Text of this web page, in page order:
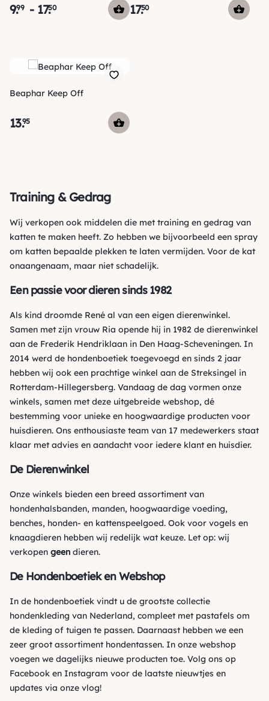
9.99 - 17.50 17.50
Beaphar Keep Off
13.95
Training & Gedrag
Wij verkopen ook middelen die met training en gedrag van
katten te maken heeft. Zo hebben we bijvoorbeeld een spray
om katten bepaalde plekken te laten vermijden. Voor de kat
onaangenaam, maar niet schadelijk.
Een passie voor dieren sinds 1982
Als kind droomde René al van een eigen dierenwinkel.
Samen met zijn vrouw Ria opende hij in 1982 de dierenwinkel
aan de Frederik Hendriklaan in Den Haag-Scheveningen. In
2014 werd de hondenboetiek toegevoegd en sinds 2 jaar
hebben wij ook een prachtige winkel aan de Streksingel in
Rotterdam-Hillegersberg. Vandaag de dag vormen onze
winkels, samen met deze uitgebreide webshop, dé
bestemming voor unieke en hoogwaardige producten voor
huisdieren. Ons enthousiaste team van 17 medewerkers staat
klaar met advies en aandacht voor iedere klant en huisdier.
De Dierenwinkel
Onze winkels bieden een breed assortiment van
hondenhalsbanden, manden, hoogwaardige voeding,
benches, honden- en kattenspeelgoed. Ook voor vogels en
knaagdieren hebben wij redelijk wat keuze. Let op: wij
verkopen geen dieren.
De Hondenboetiek en Webshop
In de hondenboetiek vindt u de grootste collectie
hondenkleding van Nederland, compleet met pastafels om
de kleding of tuigen te passen. Daarnaast hebben we een
zeer groot assortiment hondentassen. In onze webshop
voegen we dagelijks nieuwe producten toe. Volg ons op
Facebook en Instagram voor de laatste nieuwtjes en
updates via onze vlog!